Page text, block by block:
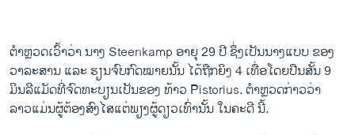
ຕຳຫຼວດເວົ້າວ່າ ນາງ Steenkamp ອາຍຸ 29 ປີ ຊຶ່ງເປັນນາງແບບ ຂອງ
ວາລະສານ ແລະ ຮຽນຈົບກົດໝາຍນັ້ນ ໄດ້ຖືກຍິງ 4 ເທື່ອໂດຍປືນສັ້ນ 9
ມິນລີແມັດທີ່ຈົດທະບຽນເປັນຂອງ ທ້າວ Pistorius. ຕຳຫຼວດກ່າວວ່າ
ລາວແມ່ນຜູ້ຕ້ອງສົງໄສແຕ່ພຽງຜູ້ດຽວເທົ່ານັ້ນ ໃນຄະດີ ນີ້.